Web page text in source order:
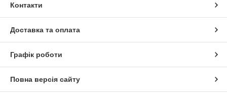
Контакти
Доставка та оплата
Графік роботи
Повна версія сайту